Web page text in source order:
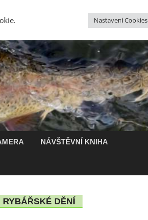
Ubytování Přihlásit se
NÁVŠTĚVNÍ KNIHA
RYBÁŘSKÉ DĚNÍ
Nastavení Cookies